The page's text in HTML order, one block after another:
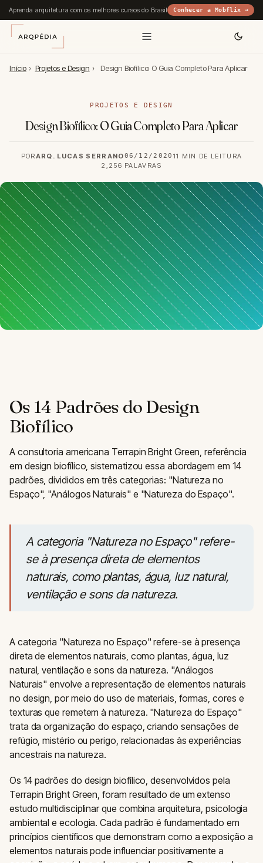
Aprenda arquitetura com os melhores cursos do Brasil Conhecer a Mobflix →
Início › Projetos e Design › Design Biofílico: O Guia Completo Para Aplicar
PROJETOS E DESIGN
Design Biofílico: O Guia Completo Para Aplicar
PORARQ. LUCAS SERRANO06/12/2020 11 MIN DE LEITURA
2,256 PALAVRAS
Os 14 Padrões do Design
Biofílico
A consultoria americana Terrapin Bright Green, referência
em design biofílico, sistematizou essa abordagem em 14
padrões, divididos em três categorias: "Natureza no
Espaço", "Análogos Naturais" e "Natureza do Espaço".
A categoria "Natureza no Espaço" refere-
se à presença direta de elementos
naturais, como plantas, água, luz natural,
ventilação e sons da natureza.
A categoria "Natureza no Espaço" refere-se à presença
direta de elementos naturais, como plantas, água, luz
natural, ventilação e sons da natureza. "Análogos
Naturais" envolve a representação de elementos naturais
no design, por meio do uso de materiais, formas, cores e
texturas que remetem à natureza. "Natureza do Espaço"
trata da organização do espaço, criando sensações de
refúgio, mistério ou perigo, relacionadas às experiências
ancestrais na natureza.
Os 14 padrões do design biofílico, desenvolvidos pela
Terrapin Bright Green, foram resultado de um extenso
estudo multidisciplinar que combina arquitetura, psicologia
ambiental e ecologia. Cada padrão é fundamentado em
princípios científicos que demonstram como a exposição a
elementos naturais pode influenciar positivamente a